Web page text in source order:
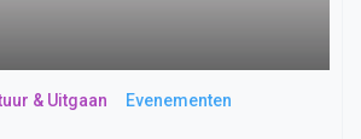
& Uitgaan
Evenementen